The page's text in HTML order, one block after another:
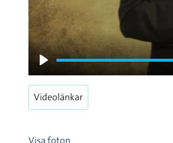
Play
Videolänkar
Visa foton